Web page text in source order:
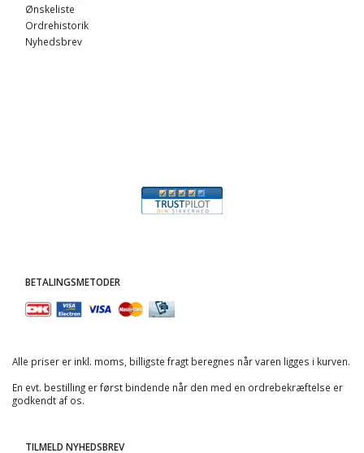
Ønskeliste
Ordrehistorik
Nyhedsbrev
BETALINGSMETODER
Alle priser er inkl. moms, billigste fragt beregnes når varen ligges i kurven.
En evt. bestilling er først bindende når den med en ordrebekræftelse er
godkendt af os.
TILMELD NYHEDSBREV